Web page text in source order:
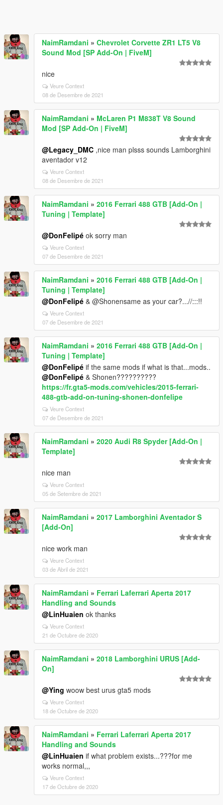
NaimRamdani » Chevrolet Corvette ZR1 LT5 V8
Sound Mod [SP Add-On | FiveM]
nice
Veure Context
08 de Desembre de 2021
NaimRamdani » McLaren P1 M838T V8 Sound
Mod [SP Add-On | FiveM]
@Legacy_DMC ,nice man plsss sounds Lamborghini
aventador v12
Veure Context
08 de Desembre de 2021
NaimRamdani » 2016 Ferrari 488 GTB [Add-On |
Tuning | Template]
@DonFelipé ok sorry man
Veure Context
07 de Desembre de 2021
NaimRamdani » 2016 Ferrari 488 GTB [Add-On |
Tuning | Template]
@DonFelipé & @Shonensame as your car?...//:::!!
Veure Context
07 de Desembre de 2021
NaimRamdani » 2016 Ferrari 488 GTB [Add-On |
Tuning | Template]
@DonFelipé if the same mods if what is that...mods..
@DonFelipé & Shonen??????????
https://fr.gta5-mods.com/vehicles/2015-ferrari-
488-gtb-add-on-tuning-shonen-donfelipe
Veure Context
07 de Desembre de 2021
NaimRamdani » 2020 Audi R8 Spyder [Add-On |
Template]
nice man
Veure Context
05 de Setembre de 2021
NaimRamdani » 2017 Lamborghini Aventador S
[Add-On]
nice work man
Veure Context
03 de Abril de 2021
NaimRamdani » Ferrari Laferrari Aperta 2017
Handling and Sounds
@LinHuaien ok thanks
Veure Context
21 de Octubre de 2020
NaimRamdani » 2018 Lamborghini URUS [Add-
On]
@Ying woow best urus gta5 mods
Veure Context
18 de Octubre de 2020
NaimRamdani » Ferrari Laferrari Aperta 2017
Handling and Sounds
@LinHuaien if what problem exists...???for me
works normal,,,
Veure Context
17 de Octubre de 2020